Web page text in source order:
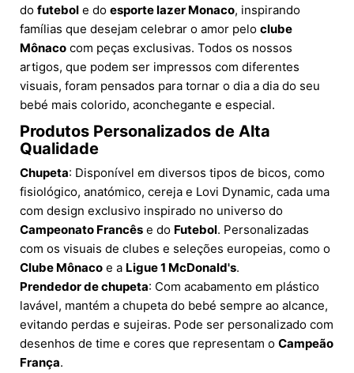
do futebol e do esporte lazer Monaco, inspirando
famílias que desejam celebrar o amor pelo clube
Mônaco com peças exclusivas. Todos os nossos
artigos, que podem ser impressos com diferentes
visuais, foram pensados para tornar o dia a dia do seu
bebé mais colorido, aconchegante e especial.
Produtos Personalizados de Alta
Qualidade
Chupeta: Disponível em diversos tipos de bicos, como
fisiológico, anatómico, cereja e Lovi Dynamic, cada uma
com design exclusivo inspirado no universo do
Campeonato Francês e do Futebol. Personalizadas
com os visuais de clubes e seleções europeias, como o
Clube Mônaco e a Ligue 1 McDonald's.
Prendedor de chupeta: Com acabamento em plástico
lavável, mantém a chupeta do bebé sempre ao alcance,
evitando perdas e sujeiras. Pode ser personalizado com
desenhos de time e cores que representam o Campeão
França.